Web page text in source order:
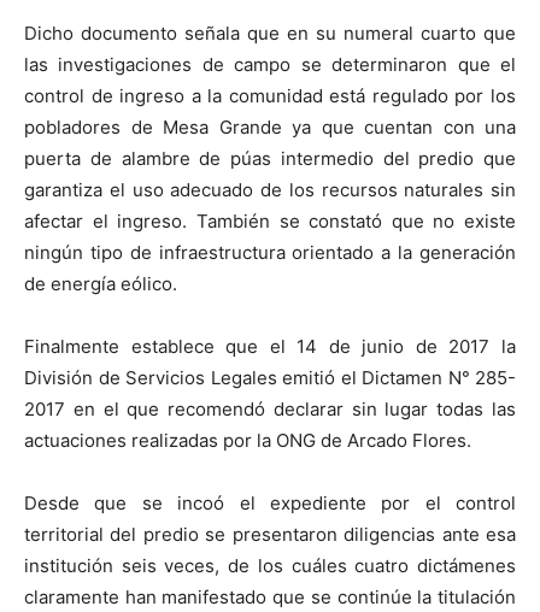
Dicho documento señala que en su numeral cuarto que
las investigaciones de campo se determinaron que el
control de ingreso a la comunidad está regulado por los
pobladores de Mesa Grande ya que cuentan con una
puerta de alambre de púas intermedio del predio que
garantiza el uso adecuado de los recursos naturales sin
afectar el ingreso. También se constató que no existe
ningún tipo de infraestructura orientado a la generación
de energía eólico.
Finalmente establece que el 14 de junio de 2017 la
División de Servicios Legales emitió el Dictamen N° 285-
2017 en el que recomendó declarar sin lugar todas las
actuaciones realizadas por la ONG de Arcado Flores.
Desde que se incoó el expediente por el control
territorial del predio se presentaron diligencias ante esa
institución seis veces, de los cuáles cuatro dictámenes
claramente han manifestado que se continúe la titulación